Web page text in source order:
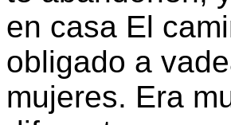
en casa El
obligado a
mujeres. Era